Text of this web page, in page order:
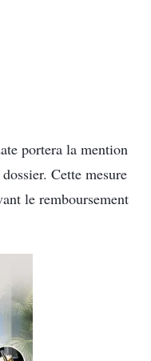
portera la mention
Cette mesure
le remboursement